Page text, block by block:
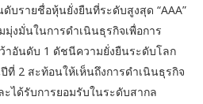
บรายชื่อหุ้นยั่งยืนที่ระดับสูงสุด “AAA”
มุ่งมั่นในการดำเนินธุรกิจเพื่อการ
าอันดับ 1 ดัชนีความยั่งยืนระดับโลก
ที่ 2 สะท้อนให้เห็นถึงการดำเนินธุรกิจ
ได้รับการยอมรับในระดับสากล